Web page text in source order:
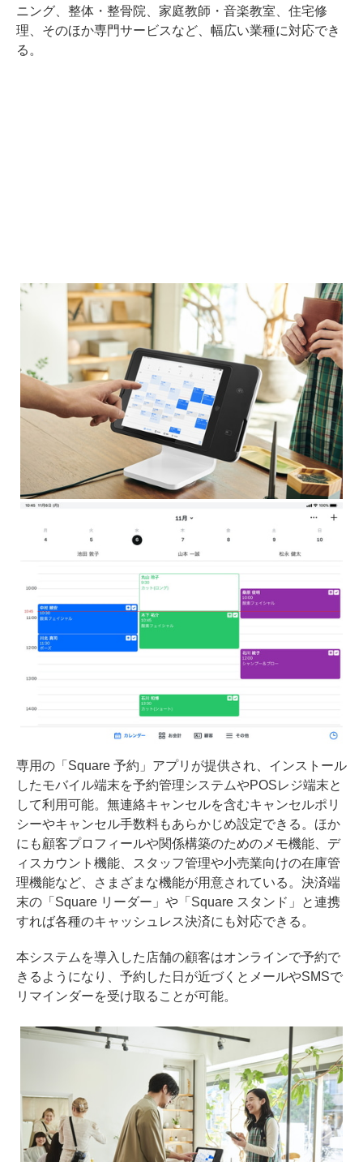
ニング、整体・整骨院、家庭教師・音楽教室、住宅修
理、そのほか専門サービスなど、幅広い業種に対応でき
る。
専用の「Square 予約」アプリが提供され、インストール
したモバイル端末を予約管理システムやPOSレジ端末と
して利用可能。無連絡キャンセルを含むキャンセルポリ
シーやキャンセル手数料もあらかじめ設定できる。ほか
にも顧客プロフィールや関係構築のためのメモ機能、デ
ィスカウント機能、スタッフ管理や小売業向けの在庫管
理機能など、さまざまな機能が用意されている。決済端
末の「Square リーダー」や「Square スタンド」と連携
すれば各種のキャッシュレス決済にも対応できる。
本システムを導入した店舗の顧客はオンラインで予約で
きるようになり、予約した日が近づくとメールやSMSで
リマインダーを受け取ることが可能。